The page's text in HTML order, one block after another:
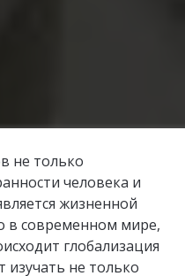
не только
человека и
жизненной
в современном мире,
глобализация
изучать не только